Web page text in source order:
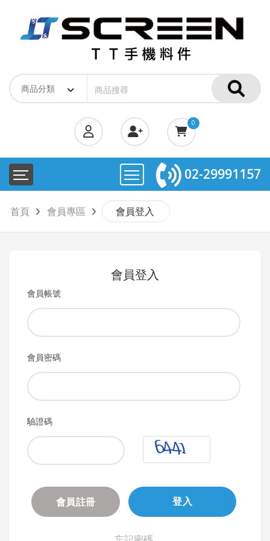
0
02-29991157
首頁 會員專區 會員登入
會員登入
會員帳號
會員密碼
驗證碼
會員註冊 登入